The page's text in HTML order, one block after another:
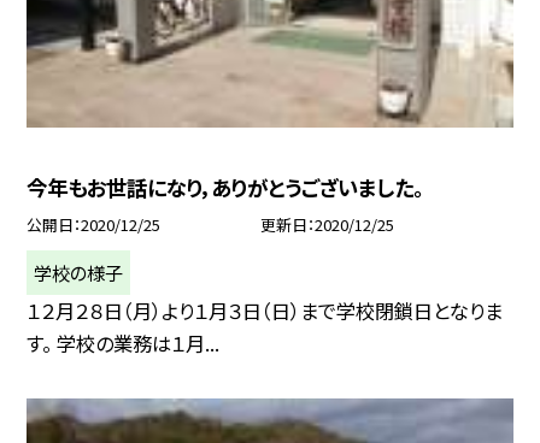
今年もお世話になり，ありがとうございました。
公開日 2020/12/25 更新日 2020/12/25
学校の様子
１２月２８日（月）より１月３日（日）まで学校閉鎖日となりま
す。 学校の業務は１月...